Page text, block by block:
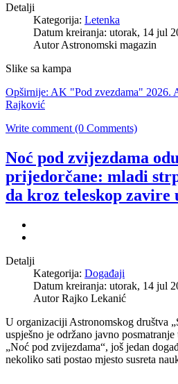
Detalji
Kategorija: Letenka
Datum kreiranja: utorak, 14 jul
AutorAstronomski magazin
Slike sa kampa
Opširnije: AK "Pod zvezdama"
Rajković
Write comment (0 Comments)
Noć pod zvijezdama
prijedorčane: mladi
da kroz teleskop zavire
Detalji
Kategorija: Događaji
Datum kreiranja: utorak, 14 jul
AutorRajko Lekanić
U organizaciji Astronomskog društva
uspješno je održano javno
„Noć pod zvijezdama“, još jedan
nekoliko sati postao mjesto susreta